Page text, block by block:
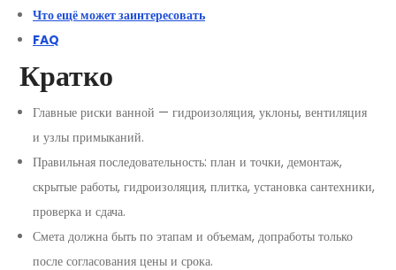
Что ещё может заинтересовать
FAQ
Кратко
Главные риски ванной — гидроизоляция, уклоны, вентиляция
и узлы примыканий.
Правильная последовательность: план и точки, демонтаж,
скрытые работы, гидроизоляция, плитка, установка сантехники,
проверка и сдача.
Смета должна быть по этапам и объемам, допработы только
после согласования цены и срока.